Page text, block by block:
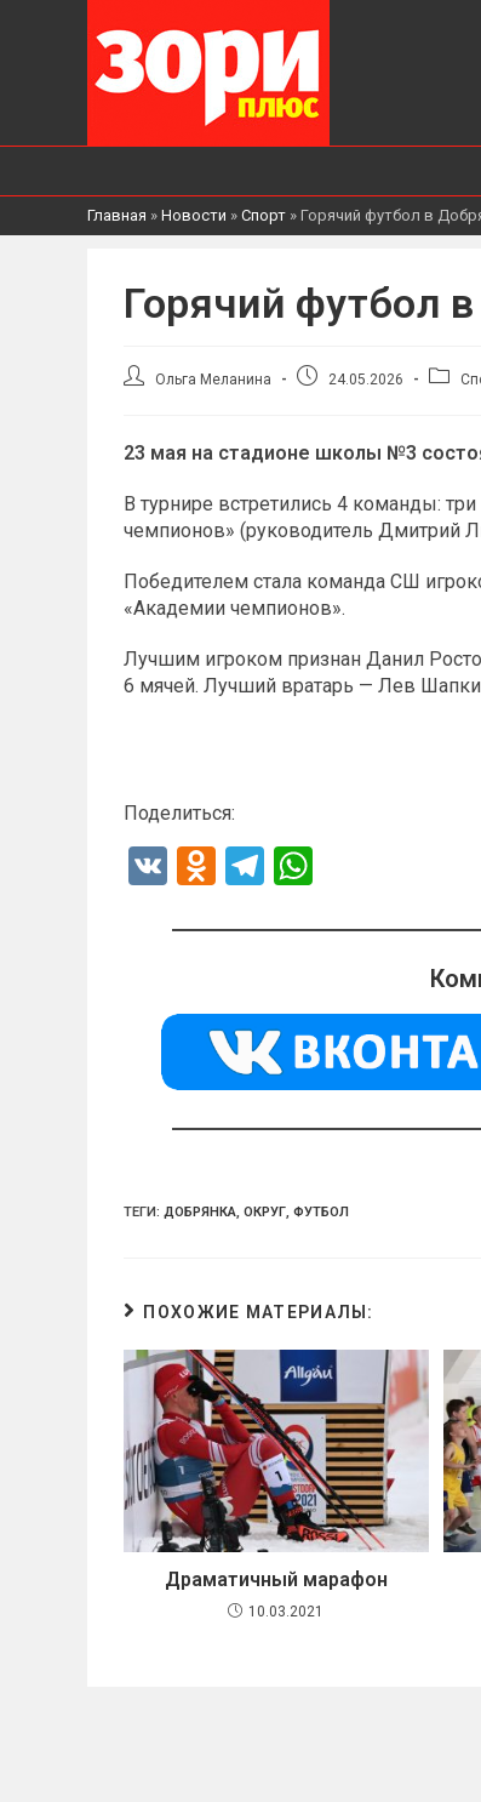
Главная » Новости » Спорт » Горячий футбол в
Горячий футбол
АвторОльга Меланина
Запись24.05.2026
23 мая на стадионе школы №3
В турнире встретились 4 команды:
чемпионов» (руководитель Дмитрий
Победителем стала команда СШ
«Академии чемпионов».
Лучшим игроком признан Данил
6 мячей. Лучший вратарь — Лев
Поделиться:
V
O
n
kl
a
ss
ni
T
e
a
m
at
A
p
p
ТЕГИ: ДОБРЯНКА, ОКРУГ, ФУТБОЛ
ПОХОЖИЕ МАТЕРИАЛЫ:
Драматичный марафон
10.03.2021